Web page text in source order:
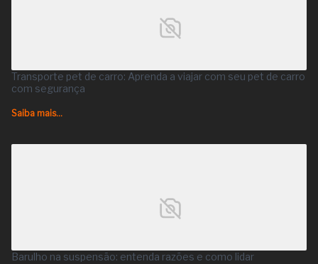
Transporte pet de carro: Aprenda a viajar com seu pet de carro
com segurança
Saiba mais...
Barulho na suspensão: entenda razões e como lidar